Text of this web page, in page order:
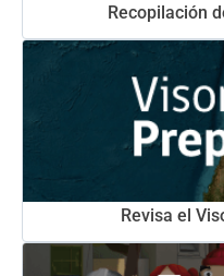
Recopilación
Revisa el